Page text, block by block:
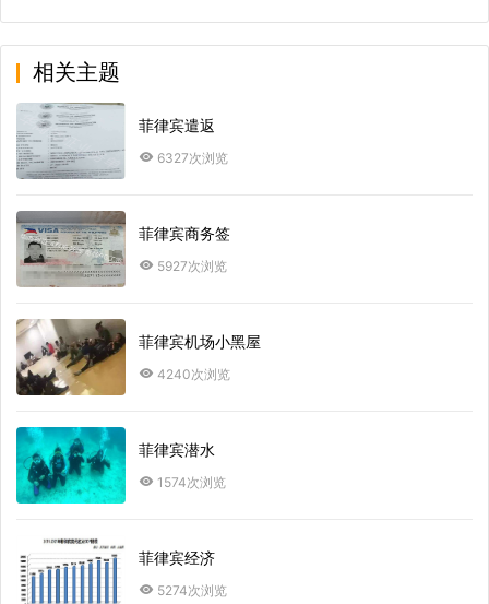
相关主题
菲律宾遣返
6327次浏览
菲律宾商务签
5927次浏览
菲律宾机场小黑屋
4240次浏览
菲律宾潜水
1574次浏览
菲律宾经济
5274次浏览